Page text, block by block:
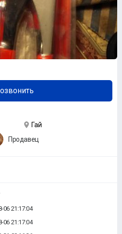
Гай
Продавец
06 21:17:04
06 21:17:04